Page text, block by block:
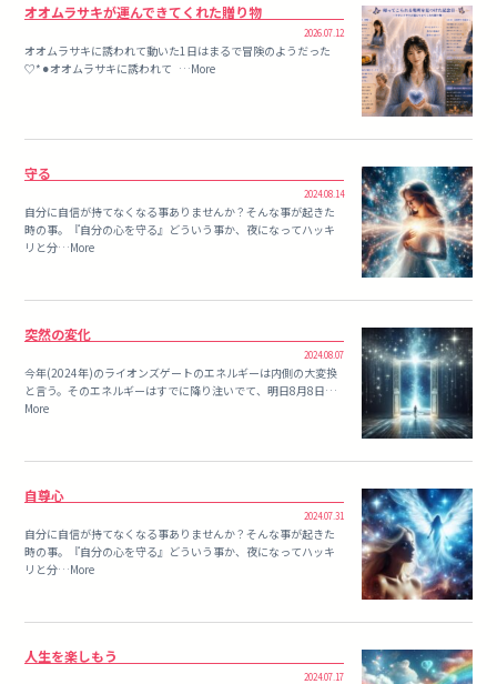
オオムラサキが運んできてくれた贈り物
2026.07.12
オオムラサキに誘われて動いた1日はまるで冒険のようだった
♡*⚫︎オオムラサキに誘われて …More
守る
2024.08.14
自分に自信が持てなくなる事ありませんか？そんな事が起きた
時の事。『自分の心を守る』どういう事か、夜になってハッキ
リと分…More
突然の変化
2024.08.07
今年(2024年)のライオンズゲートのエネルギーは内側の大変換
と言う。そのエネルギーはすでに降り注いでて、明日8月8日…
More
自尊心
2024.07.31
自分に自信が持てなくなる事ありませんか？そんな事が起きた
時の事。『自分の心を守る』どういう事か、夜になってハッキ
リと分…More
人生を楽しもう
2024.07.17